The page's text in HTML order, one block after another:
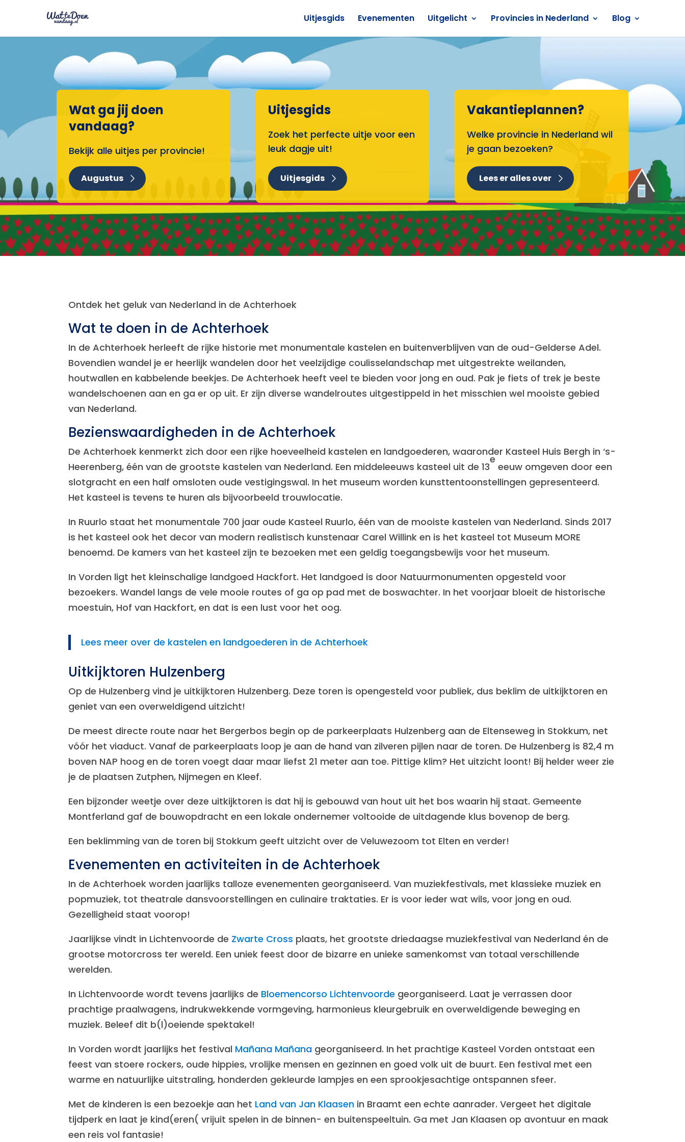
Uitjesgids Evenementen Uitgelicht Provincies in Nederland Blog
Wat ga jij doen
vandaag?
Bekijk alle uitjes per provincie!
Augustus
Uitjesgids
Zoek het perfecte uitje voor een
leuk dagje uit!
Uitjesgids
Vakantieplannen?
Welke provincie in Nederland wil
je gaan bezoeken?
Lees er alles over
Ontdek het geluk van Nederland in de Achterhoek
Wat te doen in de Achterhoek
In de Achterhoek herleeft de rijke historie met monumentale kastelen en buitenverblijven van de oud-Gelderse Adel.
Bovendien wandel je er heerlijk wandelen door het veelzijdige coulisselandschap met uitgestrekte weilanden,
houtwallen en kabbelende beekjes. De Achterhoek heeft veel te bieden voor jong en oud. Pak je fiets of trek je beste
wandelschoenen aan en ga er op uit. Er zijn diverse wandelroutes uitgestippeld in het misschien wel mooiste gebied
van Nederland.
Bezienswaardigheden in de Achterhoek
De Achterhoek kenmerkt zich door een rijke hoeveelheid kastelen en landgoederen, waaronder Kasteel Huis Bergh in ‘s-
Heerenberg, één van de grootste kastelen van Nederland. Een middeleeuws kasteel uit de 13
e
eeuw omgeven door een
slotgracht en een half omsloten oude vestigingswal. In het museum worden kunsttentoonstellingen gepresenteerd.
Het kasteel is tevens te huren als bijvoorbeeld trouwlocatie.
In Ruurlo staat het monumentale 700 jaar oude Kasteel Ruurlo, één van de mooiste kastelen van Nederland. Sinds 2017
is het kasteel ook het decor van modern realistisch kunstenaar Carel Willink en is het kasteel tot Museum MORE
benoemd. De kamers van het kasteel zijn te bezoeken met een geldig toegangsbewijs voor het museum.
In Vorden ligt het kleinschalige landgoed Hackfort. Het landgoed is door Natuurmonumenten opgesteld voor
bezoekers. Wandel langs de vele mooie routes of ga op pad met de boswachter. In het voorjaar bloeit de historische
moestuin, Hof van Hackfort, en dat is een lust voor het oog.
Lees meer over de kastelen en landgoederen in de Achterhoek
Uitkijktoren Hulzenberg
Op de Hulzenberg vind je uitkijktoren Hulzenberg. Deze toren is opengesteld voor publiek, dus beklim de uitkijktoren en
geniet van een overweldigend uitzicht!
De meest directe route naar het Bergerbos begin op de parkeerplaats Hulzenberg aan de Eltenseweg in Stokkum, net
vóór het viaduct. Vanaf de parkeerplaats loop je aan de hand van zilveren pijlen naar de toren. De Hulzenberg is 82,4 m
boven NAP hoog en de toren voegt daar maar liefst 21 meter aan toe. Pittige klim? Het uitzicht loont! Bij helder weer zie
je de plaatsen Zutphen, Nijmegen en Kleef.
Een bijzonder weetje over deze uitkijktoren is dat hij is gebouwd van hout uit het bos waarin hij staat. Gemeente
Montferland gaf de bouwopdracht en een lokale ondernemer voltooide de uitdagende klus bovenop de berg.
Een beklimming van de toren bij Stokkum geeft uitzicht over de Veluwezoom tot Elten en verder!
Evenementen en activiteiten in de Achterhoek
In de Achterhoek worden jaarlijks talloze evenementen georganiseerd. Van muziekfestivals, met klassieke muziek en
popmuziek, tot theatrale dansvoorstellingen en culinaire traktaties. Er is voor ieder wat wils, voor jong en oud.
Gezelligheid staat voorop!
Jaarlijkse vindt in Lichtenvoorde de Zwarte Cross plaats, het grootste driedaagse muziekfestival van Nederland én de
grootse motorcross ter wereld. Een uniek feest door de bizarre en unieke samenkomst van totaal verschillende
werelden.
In Lichtenvoorde wordt tevens jaarlijks de Bloemencorso Lichtenvoorde georganiseerd. Laat je verrassen door
prachtige praalwagens, indrukwekkende vormgeving, harmonieus kleurgebruik en overweldigende beweging en
muziek. Beleef dit b(l)oeiende spektakel!
In Vorden wordt jaarlijks het festival Mañana Mañana georganiseerd. In het prachtige Kasteel Vorden ontstaat een
feest van stoere rockers, oude hippies, vrolijke mensen en gezinnen en goed volk uit de buurt. Een festival met een
warme en natuurlijke uitstraling, honderden gekleurde lampjes en een sprookjesachtige ontspannen sfeer.
Met de kinderen is een bezoekje aan het Land van Jan Klaasen in Braamt een echte aanrader. Vergeet het digitale
tijdperk en laat je kind(eren( vrijuit spelen in de binnen- en buitenspeeltuin. Ga met Jan Klaasen op avontuur en maak
een reis vol fantasie!